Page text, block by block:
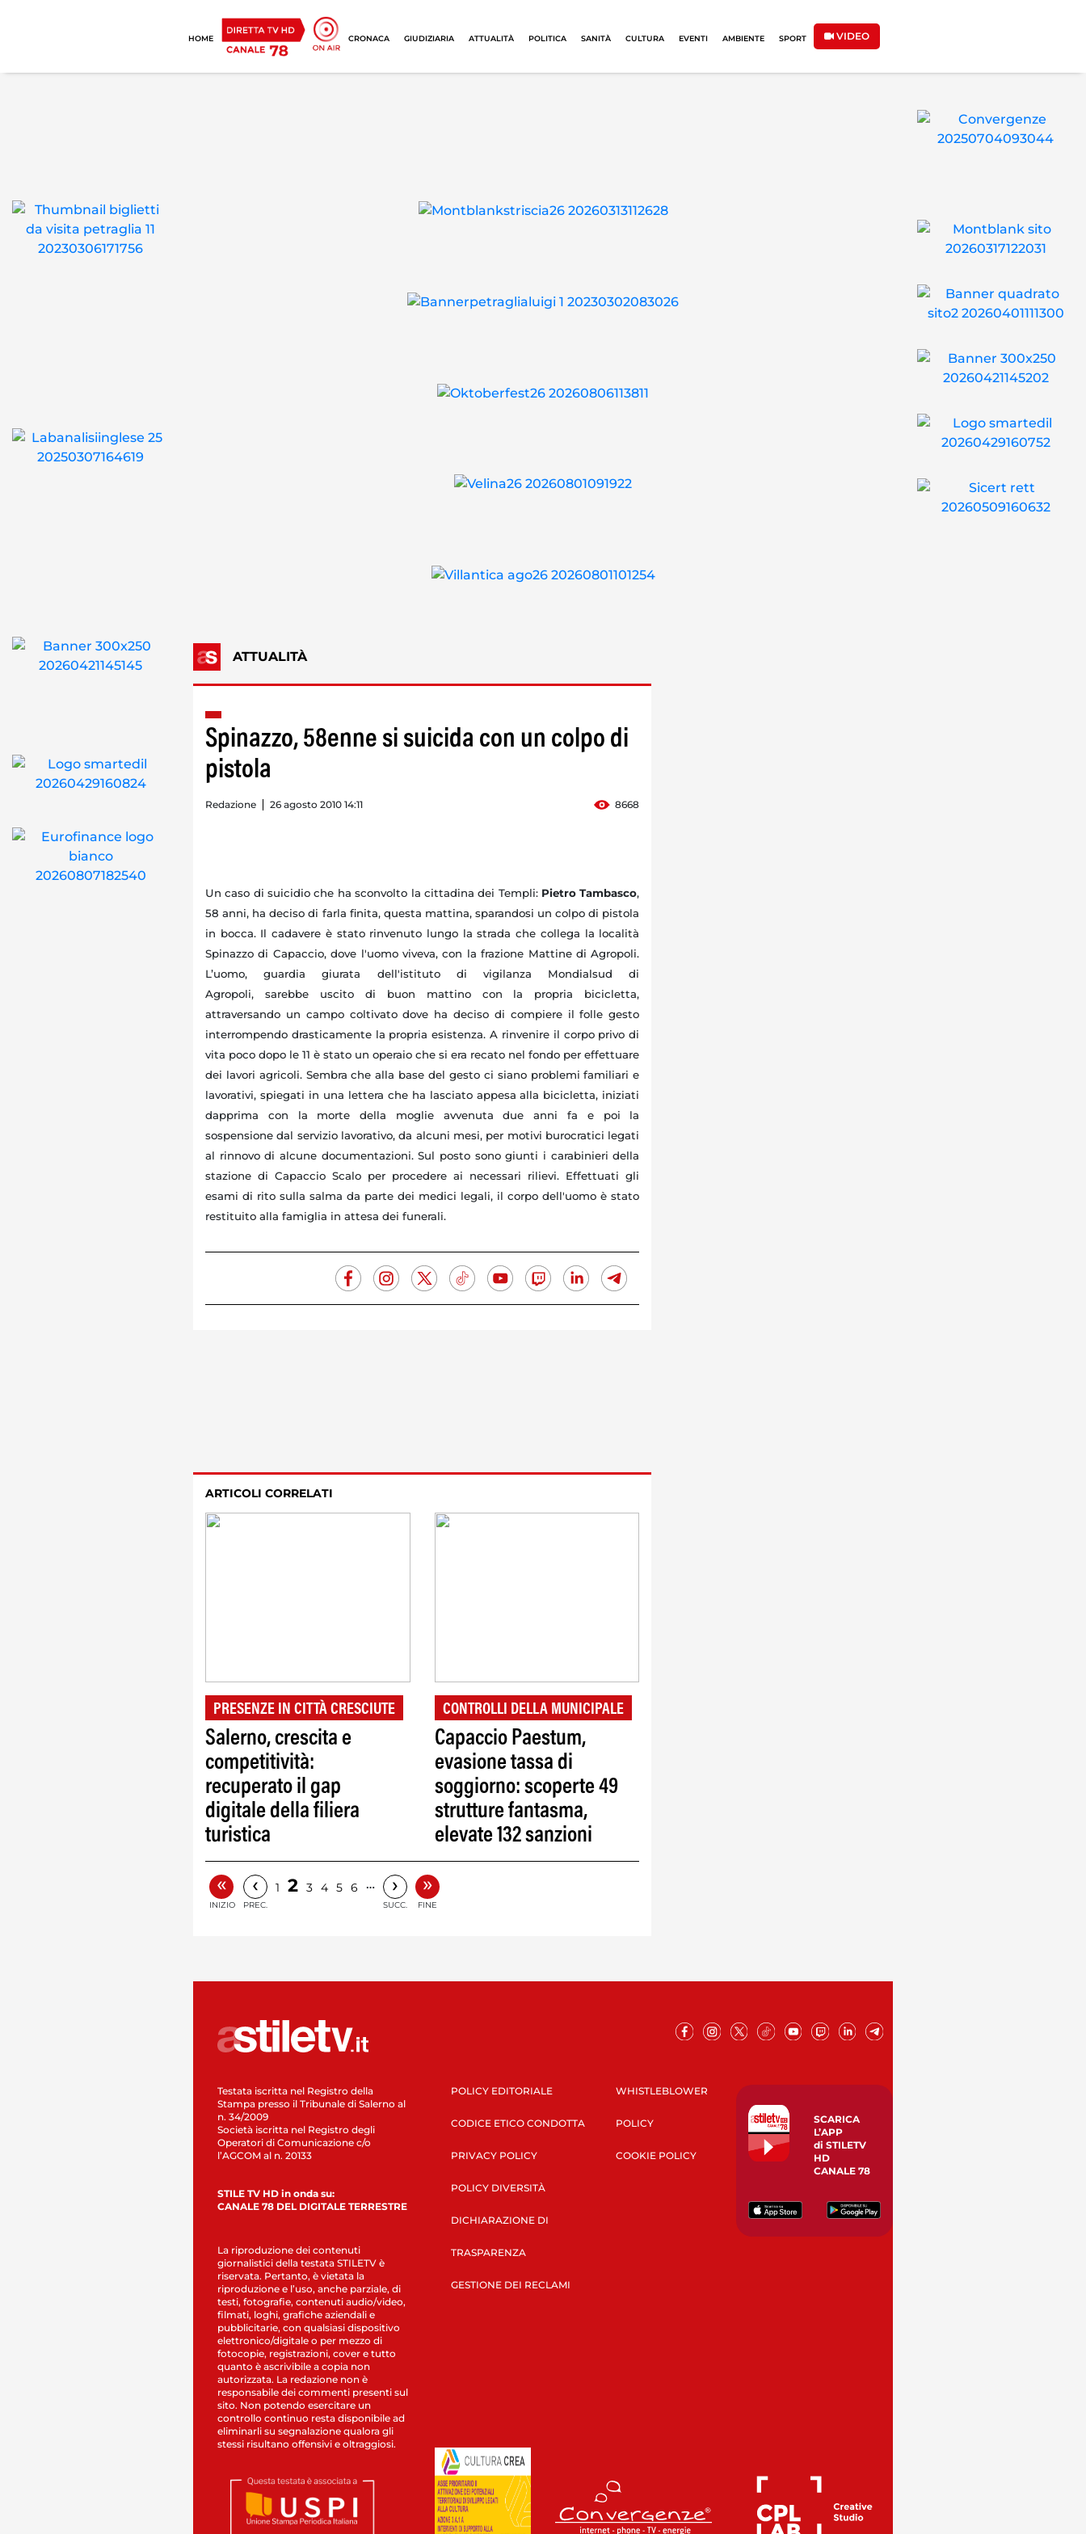
HOME CRONACA GIUDIZIARIA ATTUALITÀ POLITICA SANITÀ CULTURA EVENTI AMBIENTE SPORT VIDEO
ATTUALITÀ
Spinazzo, 58enne si suicida con un colpo di
pistola
Redazione 26 agosto 2010 14:11 8668
Un caso di suicidio che ha sconvolto la cittadina dei Templi: Pietro Tambasco,
58 anni, ha deciso di farla finita, questa mattina, sparandosi un colpo di pistola
in bocca. Il cadavere è stato rinvenuto lungo la strada che collega la località
Spinazzo di Capaccio, dove l'uomo viveva, con la frazione Mattine di Agropoli.
L’uomo, guardia giurata dell'istituto di vigilanza Mondialsud di
Agropoli, sarebbe uscito di buon mattino con la propria bicicletta,
attraversando un campo coltivato dove ha deciso di compiere il folle gesto
interrompendo drasticamente la propria esistenza. A rinvenire il corpo privo di
vita poco dopo le 11 è stato un operaio che si era recato nel fondo per effettuare
dei lavori agricoli. Sembra che alla base del gesto ci siano problemi familiari e
lavorativi, spiegati in una lettera che ha lasciato appesa alla bicicletta, iniziati
dapprima con la morte della moglie avvenuta due anni fa e poi la
sospensione dal servizio lavorativo, da alcuni mesi, per motivi burocratici legati
al rinnovo di alcune documentazioni. Sul posto sono giunti i carabinieri della
stazione di Capaccio Scalo per procedere ai necessari rilievi. Effettuati gli
esami di rito sulla salma da parte dei medici legali, il corpo dell'uomo è stato
restituito alla famiglia in attesa dei funerali.
ARTICOLI CORRELATI
PRESENZE IN CITTÀ CRESCIUTE
Salerno, crescita e
competitività:
recuperato il gap
digitale della filiera
turistica
CONTROLLI DELLA MUNICIPALE
Capaccio Paestum,
evasione tassa di
soggiorno: scoperte 49
strutture fantasma,
elevate 132 sanzioni
«
INIZIO
‹
PREC.
1 2 3 4 5 6 … ›
SUCC.
»
FINE
Testata iscritta nel Registro della
Stampa presso il Tribunale di Salerno al
n. 34/2009
Società iscritta nel Registro degli
Operatori di Comunicazione c/o
l’AGCOM al n. 20133
STILE TV HD in onda su:
CANALE 78 DEL DIGITALE TERRESTRE
La riproduzione dei contenuti
giornalistici della testata STILETV è
riservata. Pertanto, è vietata la
riproduzione e l’uso, anche parziale, di
testi, fotografie, contenuti audio/video,
filmati, loghi, grafiche aziendali e
pubblicitarie, con qualsiasi dispositivo
elettronico/digitale o per mezzo di
fotocopie, registrazioni, cover e tutto
quanto è ascrivibile a copia non
autorizzata. La redazione non è
responsabile dei commenti presenti sul
sito. Non potendo esercitare un
controllo continuo resta disponibile ad
eliminarli su segnalazione qualora gli
stessi risultano offensivi e oltraggiosi.
POLICY EDITORIALE
CODICE ETICO CONDOTTA
PRIVACY POLICY
POLICY DIVERSITÀ
DICHIARAZIONE DI
TRASPARENZA
GESTIONE DEI RECLAMI
WHISTLEBLOWER
POLICY
COOKIE POLICY
SCARICA
L’APP
di STILETV
HD
CANALE 78